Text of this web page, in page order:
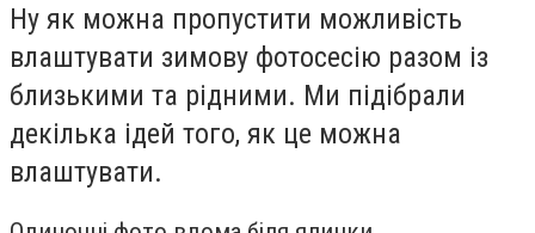
Ну як можна пропустити можливість
влаштувати зимову фотосесію разом із
близькими та рідними. Ми підібрали
декілька ідей того, як це можна
влаштувати.